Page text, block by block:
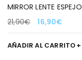
MIRROR LENTE ESPEJO
COBRE/CORAL
21,90€ 16,90€
AÑADIR AL CARRITO